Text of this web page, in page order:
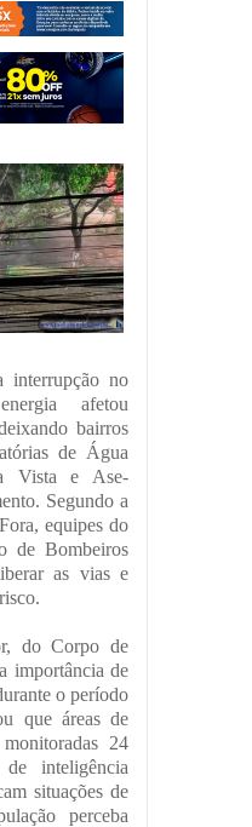
interrupção no
afetou
bairros
de Água
Vista e Ase-
Segundo a
equipes do
de Bombeiros
as vias e
do Corpo de
importância de
o período
que áreas de
24
inteligência
situações de
perceba